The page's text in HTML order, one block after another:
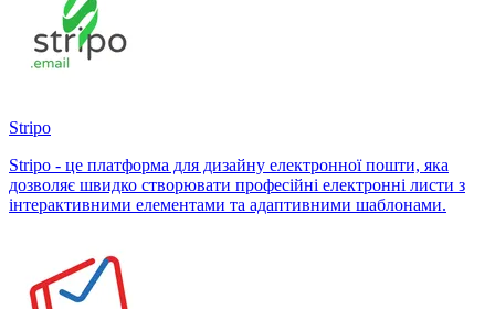
Stripo
Stripo - це платформа для дизайну електронної пошти, яка
дозволяє швидко створювати професійні електронні листи з
інтерактивними елементами та адаптивними шаблонами.